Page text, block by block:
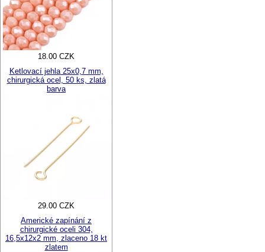
18.00 CZK
Ketlovací jehla 25x0,7 mm,
chirurgická ocel, 50 ks, zlatá
barva
29.00 CZK
Americké zapínání z
chirurgické oceli 304,
16,5x12x2 mm, zlaceno 18 kt
zlatem